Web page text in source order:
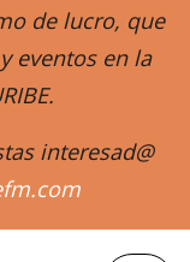
de lucro, que
eventos en la
interesad@